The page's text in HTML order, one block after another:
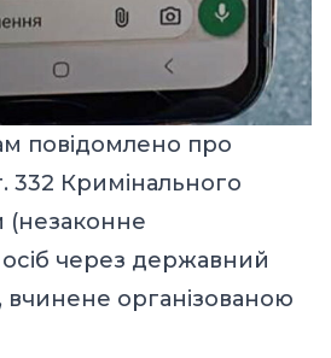
повідомлено про
332 Кримінального
(незаконне
через державний
вчинене організованою